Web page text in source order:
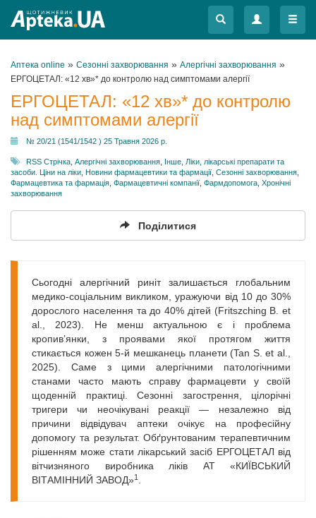
Меню
Меню
Аптека online » Сезонні захворювання » Алергічні захворювання »
ЕРГОЦЕТАЛ: «12 хв»* до контролю над симптомами алергії
ЕРГОЦЕТАЛ: «12 хв»* до контролю
над симптомами алергії
№ 20/21 (1541/1542 ) 25 Травня 2026 р.
RSS Стрічка Алергічні захворювання Інше Ліки, лікарські препарати та
засоби. Ціни на ліки Новини фармацевтики та фармації Сезонні захворювання
Фармацевтика та фармація Фармацевтичні компанії Фармдопомога Хронічні
захворювання
Поділитися
Сьогодні алергічний риніт залишається глобальним
медико-соціальним викликом, уражуючи від 10 до 30%
дорослого населення та до 40% дітей (Fritszching B. et
al., 2023). Не менш актуальною є і проблема
кропив’янки, з проявами якої протягом життя
стикається кожен 5-й мешканець планети (Tan S. et al.,
2025). Саме з цими алергічними патологічними
станами часто мають справу фармацевти у своїй
щоденній практиці. Сезонні загострення, цілорічні
тригери чи неочікувані реакції — незалежно від
причини відвідувач аптеки очікує на професійну
допомогу та результат. Обґрунтованим терапевтичним
рішенням може стати лікарський засіб ЕРГОЦЕТАЛ від
вітчизняного виробника ліків АТ «КИЇВСЬКИЙ
ВІТАМІННИЙ ЗАВОД»1